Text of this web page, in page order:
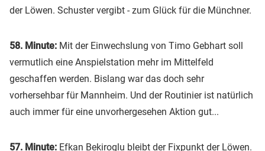
der Löwen. Schuster vergibt - zum Glück für die Münchner.
58. Minute: Mit der Einwechslung von Timo Gebhart soll
vermutlich eine Anspielstation mehr im Mittelfeld
geschaffen werden. Bislang war das doch sehr
vorhersehbar für Mannheim. Und der Routinier ist natürlich
auch immer für eine unvorhergesehen Aktion gut...
57. Minute: Efkan Bekiroglu bleibt der Fixpunkt der Löwen.